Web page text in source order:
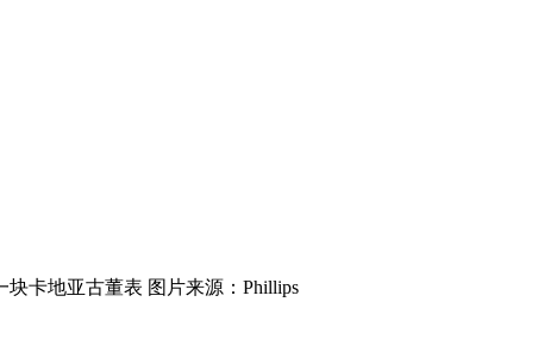
块卡地亚古董表 图片来源：Phillips